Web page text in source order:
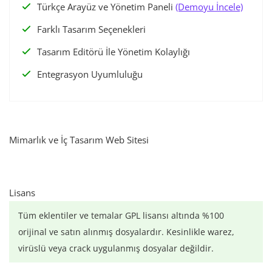
Türkçe Arayüz ve Yönetim Paneli (Demoyu İncele)
Farklı Tasarım Seçenekleri
Tasarım Editörü İle Yönetim Kolaylığı
Entegrasyon Uyumluluğu
Mimarlık ve İç Tasarım Web Sitesi
Lisans
Tüm eklentiler ve temalar GPL lisansı altında %100
orijinal ve satın alınmış dosyalardır. Kesinlikle warez,
virüslü veya crack uygulanmış dosyalar değildir.